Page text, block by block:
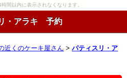
間以内に表示されなくなります。
・アラキ 予約
近くのケーキ屋さん > パティスリ・ア